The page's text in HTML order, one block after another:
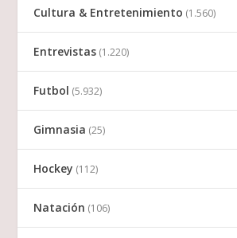
Cultura & Entretenimiento (1.560)
Entrevistas (1.220)
Futbol (5.932)
Gimnasia (25)
Hockey (112)
Natación (106)